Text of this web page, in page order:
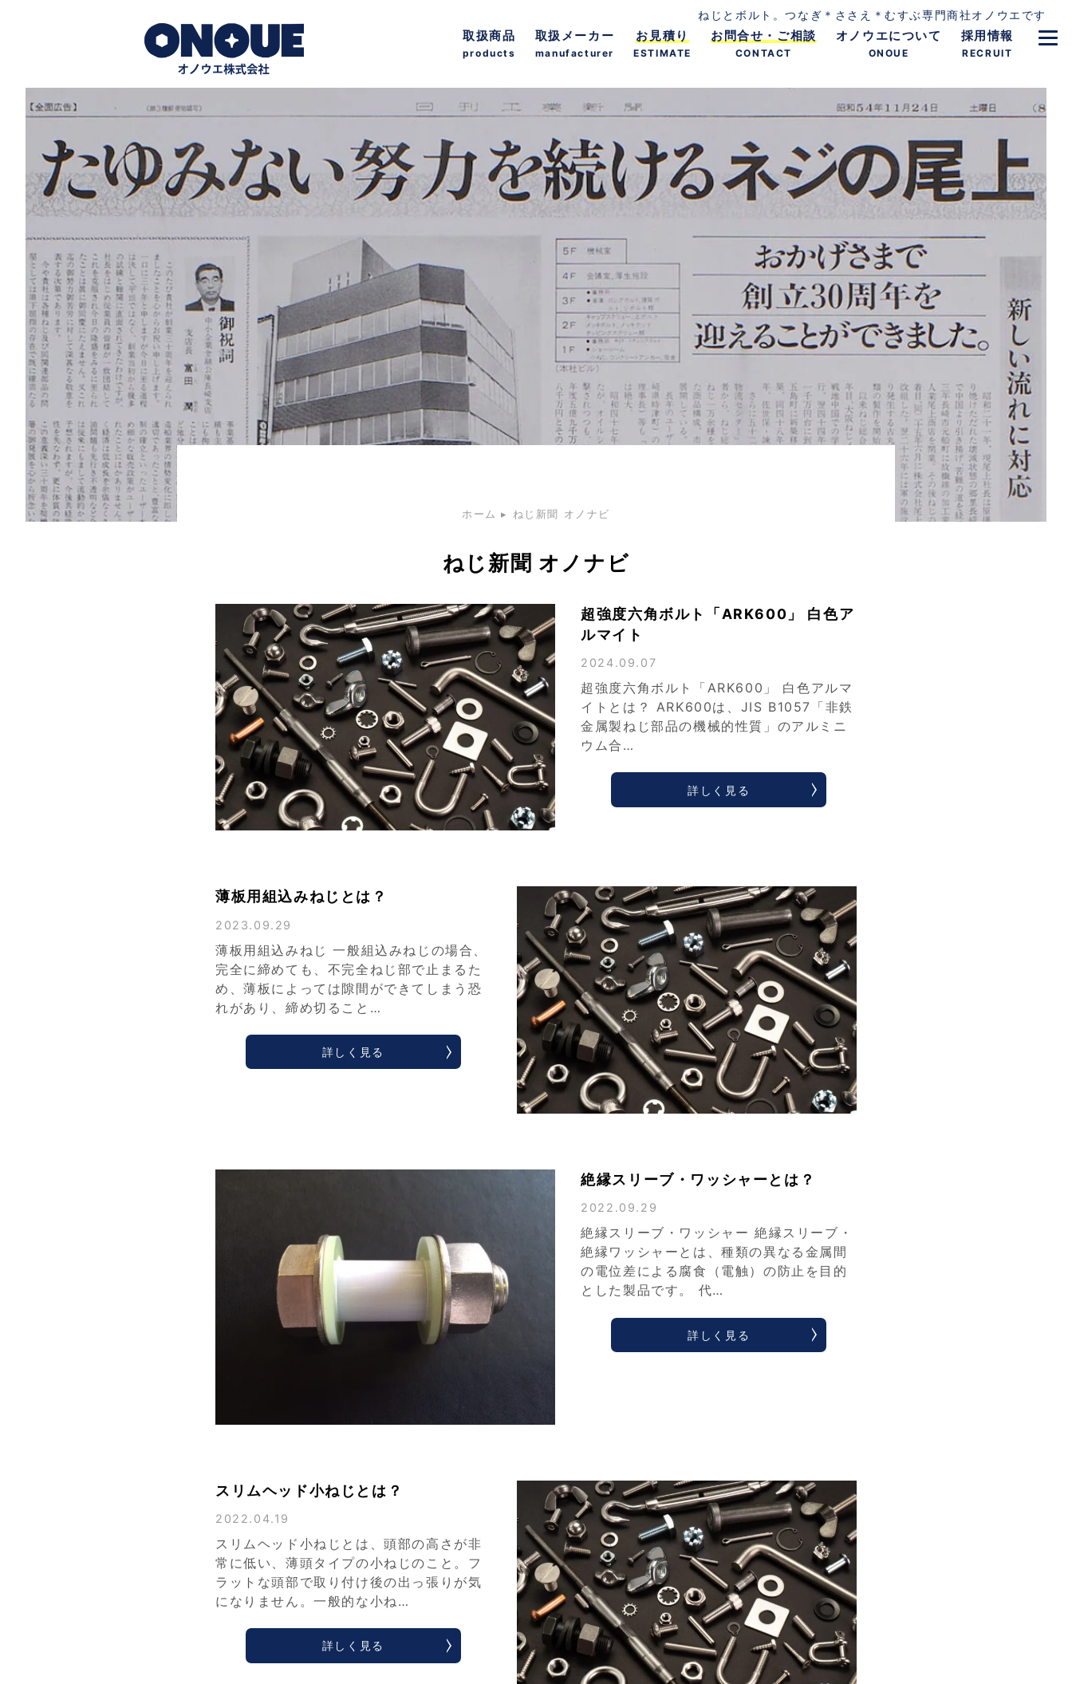
ねじとボルト。つなぎ＊ささえ＊むすぶ専門商社オノウエです
取扱商品
products
取扱メーカー
manufacturer
お見積り
ESTIMATE
お問合せ・ご相談
CONTACT
オノウエについて
ONOUE
採用情報
RECRUIT
ホーム ▸ ねじ新聞 オノナビ
ねじ新聞 オノナビ
超強度六角ボルト「ARK600」 白色ア
ルマイト
2024.09.07
超強度六角ボルト「ARK600」 白色アルマ
イトとは？ ARK600は、JIS B1057「非鉄
金属製ねじ部品の機械的性質」のアルミニ
ウム合…
詳しく見る
薄板用組込みねじとは？
2023.09.29
薄板用組込みねじ 一般組込みねじの場合、
完全に締めても、不完全ねじ部で止まるた
め、薄板によっては隙間ができてしまう恐
れがあり、締め切ること…
詳しく見る
絶縁スリーブ・ワッシャーとは？
2022.09.29
絶縁スリーブ・ワッシャー 絶縁スリーブ・
絶縁ワッシャーとは、種類の異なる金属間
の電位差による腐食（電触）の防止を目的
とした製品です。 代…
詳しく見る
スリムヘッド小ねじとは？
2022.04.19
スリムヘッド小ねじとは、頭部の高さが非
常に低い、薄頭タイプの小ねじのこと。フ
ラットな頭部で取り付け後の出っ張りが気
になりません。一般的な小ね…
詳しく見る